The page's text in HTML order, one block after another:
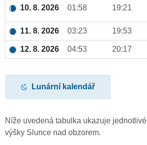
10. 8. 2026 01:58 19:21
11. 8. 2026 03:23 19:53
12. 8. 2026 04:53 20:17
Lunární kalendář
Níže uvedená tabulka ukazuje jednotlivé
výšky Slunce nad obzorem.